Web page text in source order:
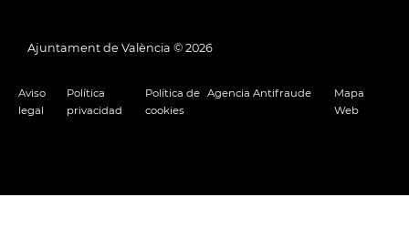
Ajuntament de València © 2026
Aviso
legal
Política
privacidad
Política de
cookies
Agencia Antifraude
Mapa
Web